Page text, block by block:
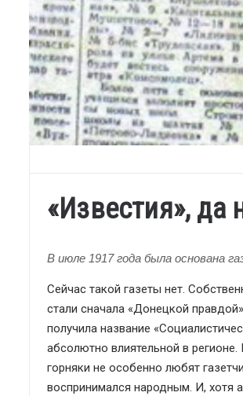
«Известия», да
В июле 1917 года была основана
Сейчас такой газеты нет.
стали сначала «Донецкой
получила название
абсолютно влиятельной в
горняки не особенно любят
воспринимался народным. И, хотя